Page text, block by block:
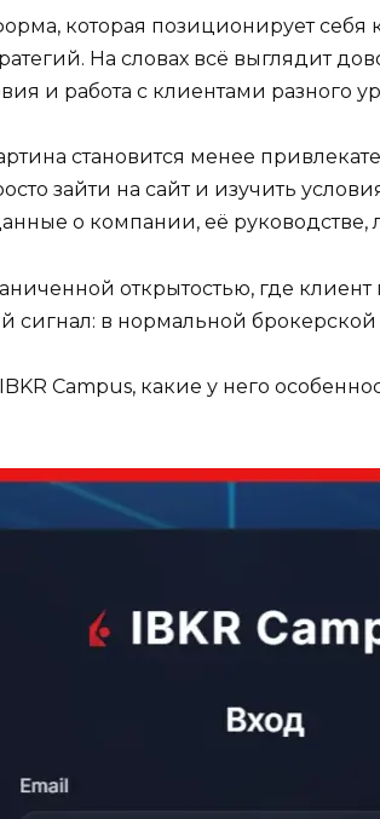
которая позиционирует
На словах всё выглядит
и работа с клиентами разного
становится менее
зайти на сайт и изучить
о компании, её
открытостью, где
сигнал: в нормальной
Campus, какие у него